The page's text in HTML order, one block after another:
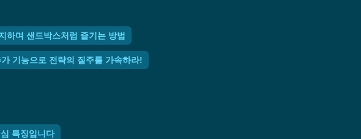
하며 샌드박스처럼 즐기는 방법
기능으로 전략의 질주를 가속하라!
특징입니다